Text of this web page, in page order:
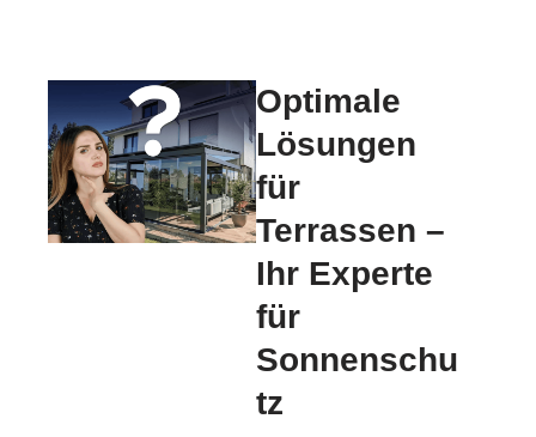
Optimale
Lösungen
für
Terrassen –
Ihr Experte
für
Sonnenschu
tz